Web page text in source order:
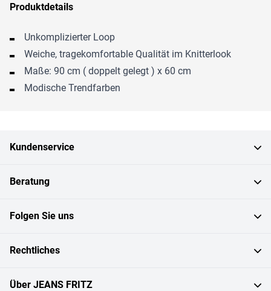
Produktdetails
Unkomplizierter Loop
Weiche, tragekomfortable Qualität im Knitterlook
Maße: 90 cm ( doppelt gelegt ) x 60 cm
Modische Trendfarben
Kundenservice
Beratung
Folgen Sie uns
Rechtliches
Über JEANS FRITZ